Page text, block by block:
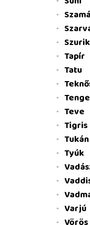
Tapír
Tatu
Teve
Tigris
Tukán
Tyúk
Varjú